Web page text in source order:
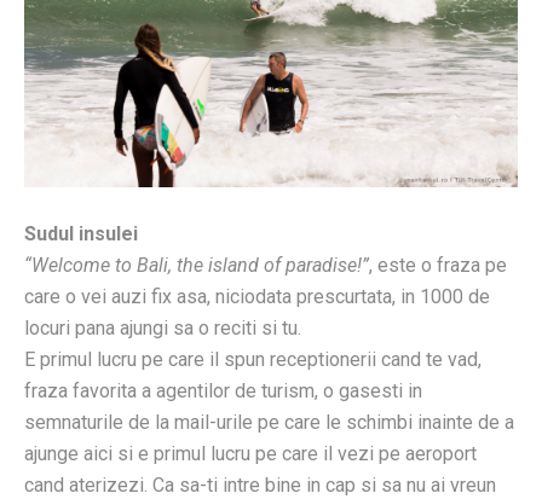
Sudul insulei
“Welcome to Bali, the island of paradise!”, este o fraza pe
care o vei auzi fix asa, niciodata prescurtata, in 1000 de
locuri pana ajungi sa o reciti si tu.
E primul lucru pe care il spun receptionerii cand te vad,
fraza favorita a agentilor de turism, o gasesti in
semnaturile de la mail-urile pe care le schimbi inainte de a
ajunge aici si e primul lucru pe care il vezi pe aeroport
cand aterizezi. Ca sa-ti intre bine in cap si sa nu ai vreun